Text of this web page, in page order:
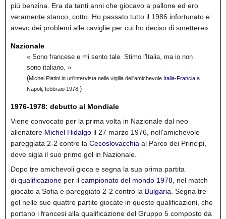
più benzina. Era da tanti anni che giocavo a pallone ed ero
veramente stanco, cotto. Ho passato tutto il 1986 infortunato e
avevo dei problemi alle caviglie per cui ho deciso di smettere».
Nazionale
« Sono francese e mi sento tale. Stimo l'Italia, ma io non
sono italiano. »
(Michel Platini in un'intervista nella vigilia dell'amichevole Italia-Francia a
Napoli, febbraio 1978. )
1976-1978: debutto al Mondiale
Viene convocato per la prima volta in Nazionale dal neo
allenatore Michel Hidalgo il 27 marzo 1976, nell'amichevole
pareggiata 2-2 contro la Cecoslovacchia al Parco dei Principi,
dove sigla il suo primo gol in Nazionale.
Dopo tre amichevoli gioca e segna la sua prima partita
di qualificazione per il campionato del mondo 1978 , nel match
giocato a Sofia e pareggiato 2-2 contro la Bulgaria . Segna tre
gol nelle sue quattro partite giocate in queste qualificazioni, che
portano i francesi alla qualificazione del Gruppo 5 composto da